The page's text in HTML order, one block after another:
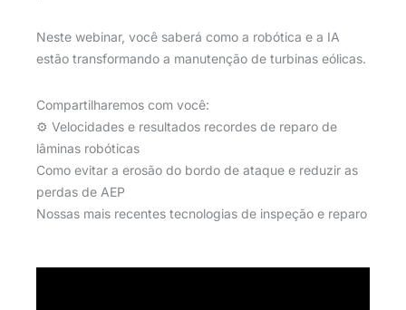
Neste webinar, você saberá como a robótica e a IA
estão transformando a manutenção de turbinas eólicas.
Compartilharemos com você:
⚙️ Velocidades e resultados recordes de reparo de
lâminas robóticas
Como evitar a erosão do bordo de ataque e reduzir as
perdas de AEP
Nossas mais recentes tecnologias de inspeção e reparo